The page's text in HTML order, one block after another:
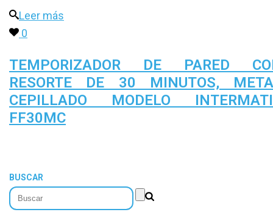
Leer más
0
TEMPORIZADOR DE PARED
RESORTE DE 30 MINUTOS,
CEPILLADO MODELO
FF30MC
BUSCAR